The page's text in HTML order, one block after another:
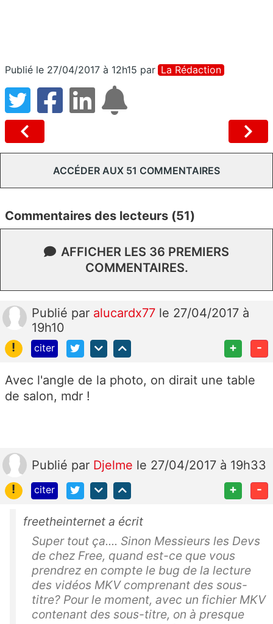
Publié le 27/04/2017 à 12h15 par La Rédaction
ACCÉDER AUX 51 COMMENTAIRES
Commentaires des lecteurs (51)
AFFICHER LES 36 PREMIERS
COMMENTAIRES.
Publié par alucardx77 le 27/04/2017 à
19h10
!
citer + -
Avec l'angle de la photo, on dirait une table
de salon, mdr !
Publié par Djelme le 27/04/2017 à 19h33
!
citer + -
freetheinternet a écrit
Super tout ça.... Sinon Messieurs les Devs
de chez Free, quand est-ce que vous
prendrez en compte le bug de la lecture
des vidéos MKV comprenant des sous-
titre? Pour le moment, avec un fichier MKV
contenant des sous-titre, on à presque